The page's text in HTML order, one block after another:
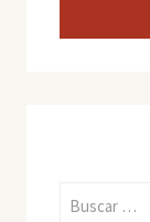
Buscar: